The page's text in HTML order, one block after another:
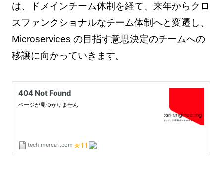
は、ドメインチーム体制を経て、来年からクロ
スファンクショナルなチーム体制へと変遷し、
Microservices の目指す意思決定のチームへの
移譲に向かっていきます。